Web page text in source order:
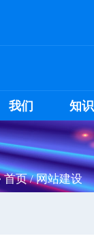
我们 知
首页 /网站建设